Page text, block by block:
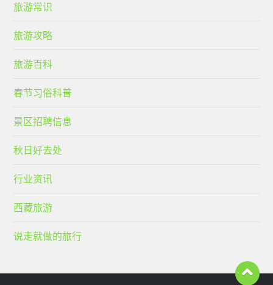
旅游常识
旅游攻略
旅游百科
春节习俗科普
景区招聘信息
秋日好去处
行业资讯
西藏旅游
说走就做的旅行